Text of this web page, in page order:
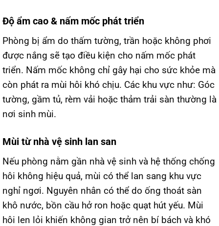
Độ ẩm cao & nấm mốc phát triển
Phòng bị ẩm do thấm tường, trần hoặc không phơi
được nắng sẽ tạo điều kiện cho nấm mốc phát
triển. Nấm mốc không chỉ gây hại cho sức khỏe mà
còn phát ra mùi hôi khó chịu. Các khu vực như: Góc
tường, gầm tủ, rèm vải hoặc thảm trải sàn thường là
nơi sinh mùi.
Mùi từ nhà vệ sinh lan san
Nếu phòng nằm gần nhà vệ sinh và hệ thống chống
hôi không hiệu quả, mùi có thể lan sang khu vực
nghỉ ngơi. Nguyên nhân có thể do ống thoát sàn
khô nước, bồn cầu hở ron hoặc quạt hút yếu. Mùi
hôi len lỏi khiến không gian trở nên bí bách và khó